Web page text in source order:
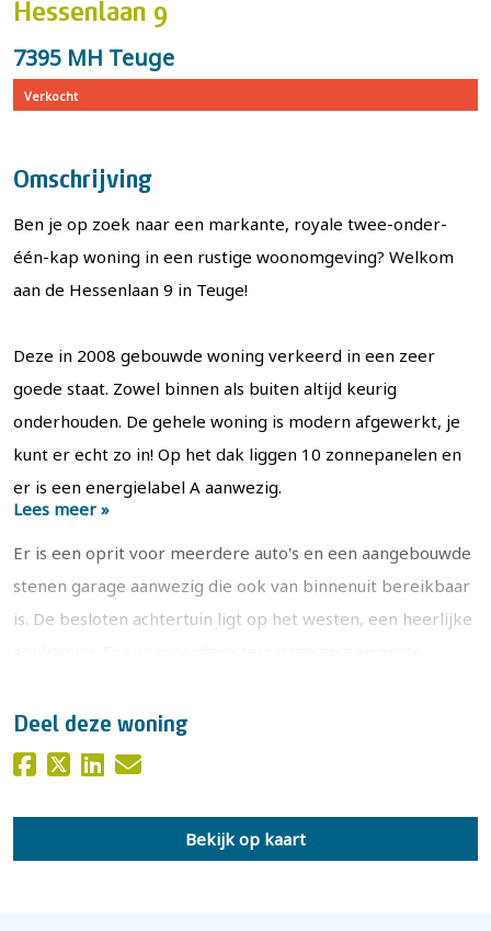
Hessenlaan 9
7395 MH Teuge
Verkocht
Omschrijving
Ben je op zoek naar een markante, royale twee-onder-
één-kap woning in een rustige woonomgeving? Welkom
aan de Hessenlaan 9 in Teuge!
Deze in 2008 gebouwde woning verkeerd in een zeer
goede staat. Zowel binnen als buiten altijd keurig
onderhouden. De gehele woning is modern afgewerkt, je
kunt er echt zo in! Op het dak liggen 10 zonnepanelen en
er is een energielabel A aanwezig.
Er is een oprit voor meerdere auto's en een aangebouwde
stenen garage aanwezig die ook van binnenuit bereikbaar
is. De besloten achtertuin ligt op het westen, een heerlijke
De woning is gelegen in een fraaie groene, rustige
omgeving in een verkeerssluwe straat. Het dorp Teuge
heeft een actieve kern met diverse sportclubs. Voor het
winkelaanbod zijn Twello of Apeldoorn binnen enkele
Lees meer »
Deel deze woning
Bekijk op kaart